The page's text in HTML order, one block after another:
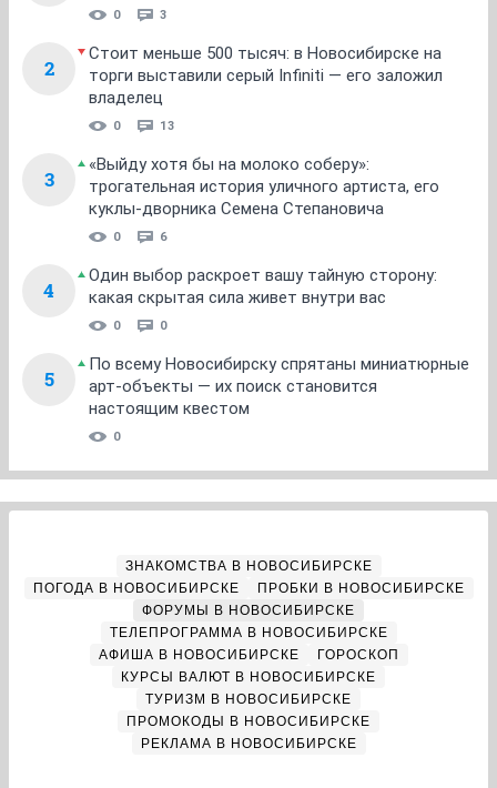
0 3
2
Стоит меньше 500 тысяч: в Новосибирске на
торги выставили серый Infiniti — его заложил
владелец
0 13
3
«Выйду хотя бы на молоко соберу»:
трогательная история уличного артиста, его
куклы-дворника Семена Степановича
0 6
4
Один выбор раскроет вашу тайную сторону:
какая скрытая сила живет внутри вас
0 0
5
По всему Новосибирску спрятаны миниатюрные
арт-объекты — их поиск становится
настоящим квестом
0
ЗНАКОМСТВА В НОВОСИБИРСКЕ
ПОГОДА В НОВОСИБИРСКЕ
ПРОБКИ В НОВОСИБИРСКЕ
ФОРУМЫ В НОВОСИБИРСКЕ
ТЕЛЕПРОГРАММА В НОВОСИБИРСКЕ
АФИША В НОВОСИБИРСКЕ
ГОРОСКОП
КУРСЫ ВАЛЮТ В НОВОСИБИРСКЕ
ТУРИЗМ В НОВОСИБИРСКЕ
ПРОМОКОДЫ В НОВОСИБИРСКЕ
РЕКЛАМА В НОВОСИБИРСКЕ